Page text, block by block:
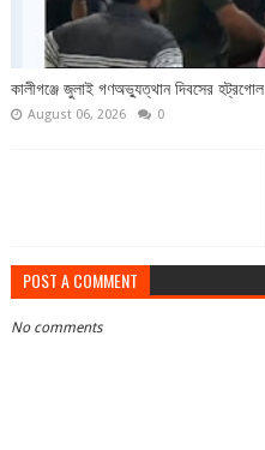
কালীগঞ্জে জুলাই গণঅভ্যুত্থান দিবসের হট্রগোল
August 06, 2026 0
POST A COMMENT
No comments